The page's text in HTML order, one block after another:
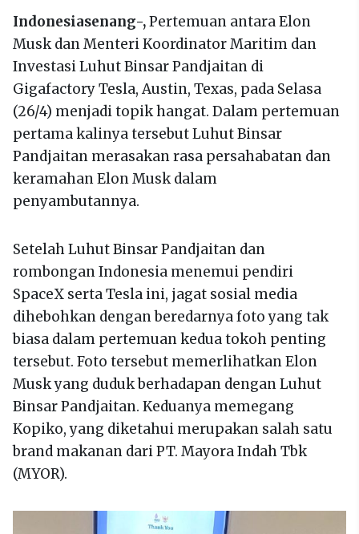
Indonesiasenang-,Pertemuan antara Elon
Musk dan Menteri Koordinator Maritim dan
Investasi Luhut Binsar Pandjaitan di
Gigafactory Tesla, Austin, Texas, pada Selasa
(26/4) menjadi topik hangat. Dalam pertemuan
pertama kalinya tersebut Luhut Binsar
Pandjaitan merasakan rasa persahabatan dan
keramahan Elon Musk dalam
penyambutannya.
Setelah Luhut Binsar Pandjaitan dan
rombongan Indonesia menemui pendiri
SpaceX serta Tesla ini, jagat sosial media
dihebohkan dengan beredarnya foto yang tak
biasa dalam pertemuan kedua tokoh penting
tersebut. Foto tersebut memerlihatkan Elon
Musk yang duduk berhadapan dengan Luhut
Binsar Pandjaitan. Keduanya memegang
Kopiko, yang diketahui merupakan salah satu
brand makanan dari PT. Mayora Indah Tbk
(MYOR).